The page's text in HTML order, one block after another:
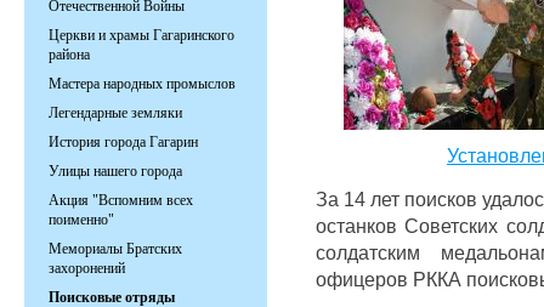
За 14 лет поисков
останков Советских
солдатским
офицеров РККА
Отечественной Войны
Церкви и храмы Гагаринского
района
Мастера народных промыслов
Легендарные земляки
История города Гагарин
Улицы нашего города
Акция "Вспомним всех
поименно"
Мемориалы Братских
захоронений
Поисковые отряды